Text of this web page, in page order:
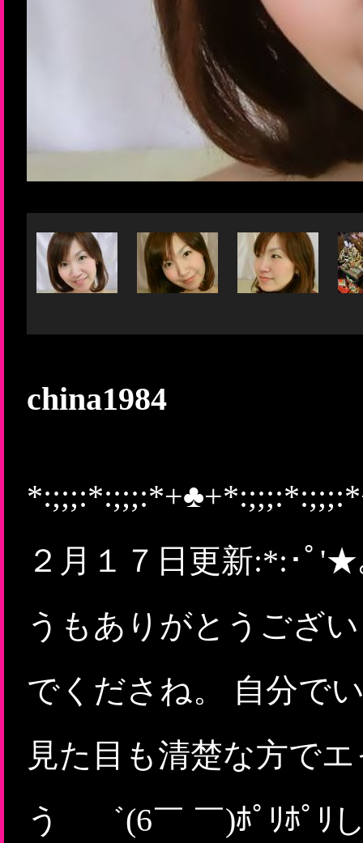
china1984
２月１７日更新:*:
うもありがとうござ
でくださね。 自分で
見た目も清楚な方で
う ゛(6￣ ￣)ﾎﾟﾘﾎﾟﾘ